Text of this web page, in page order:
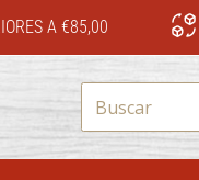
A €85,00